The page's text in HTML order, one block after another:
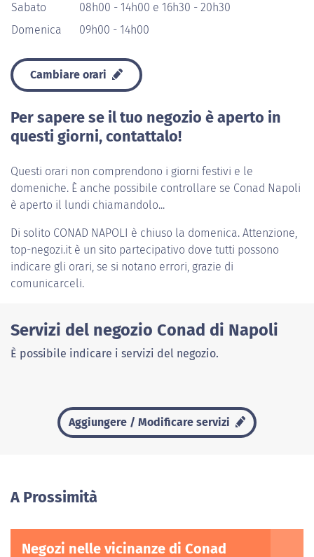
Sabato
08h00 - 14h00 e 16h30 - 20h30
Domenica
09h00 - 14h00
Cambiare orari
Per sapere se il tuo negozio è aperto in
questi giorni, contattalo!
Questi orari non comprendono i giorni festivi e le
domeniche. È anche possibile controllare se Conad Napoli
è aperto il lundi chiamandolo...
Di solito CONAD NAPOLI è chiuso la domenica. Attenzione,
top-negozi.it è un sito partecipativo dove tutti possono
indicare gli orari, se si notano errori, grazie di
comunicarceli.
Servizi del negozio Conad di Napoli
È possibile indicare i servizi del negozio.
Aggiungere / Modificare servizi
A Prossimità
Negozi nelle vicinanze di Conad